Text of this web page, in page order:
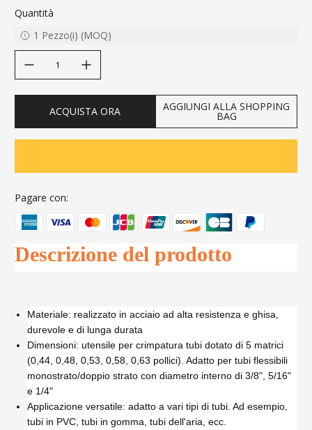
Quantità
1 Pezzo(i) (MOQ)
ACQUISTA ORA AGGIUNGI ALLA SHOPPING
BAG
Pagare con:
Descrizione del prodotto
Materiale: realizzato in acciaio ad alta resistenza e ghisa,
durevole e di lunga durata
Dimensioni: utensile per crimpatura tubi dotato di 5 matrici
(0,44, 0,48, 0,53, 0,58, 0,63 pollici). Adatto per tubi flessibili
monostrato/doppio strato con diametro interno di 3/8", 5/16"
e 1/4"
Applicazione versatile: adatto a vari tipi di tubi. Ad esempio,
tubi in PVC, tubi in gomma, tubi dell'aria, ecc.